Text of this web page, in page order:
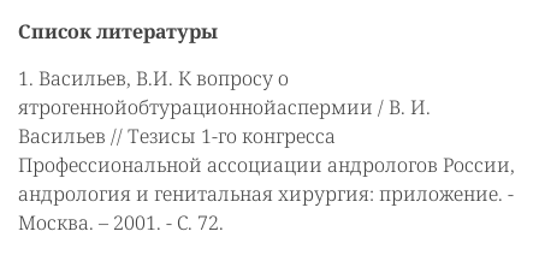
Список литературы
1. Васильев, В.И. К вопросу о
ятрогеннойобтурационнойаспермии / В. И.
Васильев // Тезисы 1-го конгресса
Профессиональной ассоциации андрологов России,
андрология и генитальная хирургия: приложение. -
Москва. – 2001. - С. 72.